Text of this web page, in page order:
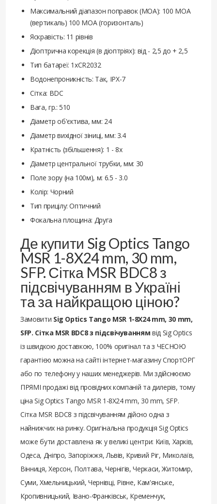
Максимальний діапазон поправок (MOA): 100 MOA
(вертикаль) 100 MOA (горизонталь)
Яскравість: 11 рівнів
Діоптрична корекція (в діоптріях): від - 2,5 до + 2,5
Тип батареї: 1хCR2032
Водонепроникність: Так, IPX-7
Сітка: BDC
Вага, гр.: 510
Діаметр об'єктива, мм: 24
Діаметр вихідної зіниці, мм: 3.4
Кратність (збільшення): 1 - 8х
Діаметр центральної трубки, мм: 30
Поле зору (на 100м), м: 6.5 - 3.0
Колір: Чорний
Тип прицілу: Оптичний
Фокальна площина: Друга
Де купити Sig Optics Tango
MSR 1-8X24 mm, 30 mm,
SFP. Сітка MSR BDC8 з
підсвічуванням в Україні
та за найкращою ціною?
Замовити Sig Optics Tango MSR 1-8X24 mm, 30 mm,
SFP. Сітка MSR BDC8 з підсвічуванням від Sig Optics
із швидкою доставкою, 100% оригінал та з ЧЕСНОЮ
гарантією можна на сайті інтернет-магазину СпортОРГ
або по телефону у наших менеджерів. Ми здійснюємо
ПРЯМІ продажі від провідних компаній та дилерів, тому
ціна Sig Optics Tango MSR 1-8X24 mm, 30 mm, SFP.
Сітка MSR BDC8 з підсвічуванням дійсно одна з
найнижчих на ринку. Оригінальна продукція Sig Optics
може бути доставлена ​​як у великі центри: Київ, Харків,
Одеса, Дніпро, Запоріжжя, Львів, Кривий Ріг, Миколаїв,
Вінниця, Херсон, Полтава, Чернігів, Черкаси, Житомир,
Суми, Хмельницький, Чернівці, Рівне, Кам'янське,
Кропивницький, Івано-Франківськ, Кременчук,